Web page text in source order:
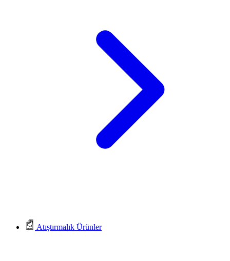
Atıştırmalık Ürünler